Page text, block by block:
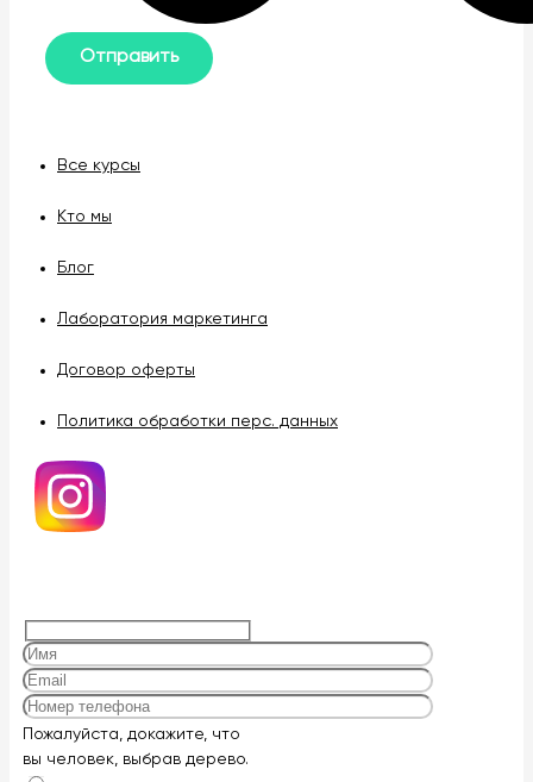
Все курсы
Кто мы
Блог
Лаборатория маркетинга
Договор оферты
Политика обработки перс. данных
Оставьте
это
Пожалуйста, докажите, что
вы человек, выбравдерево.